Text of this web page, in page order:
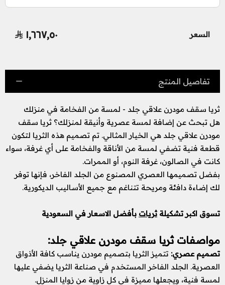
السعر ١٬٦٦٧٫٥٠
تفاصيل المنتج
ثريا سقف مودرن علاقي جلد - لمسة من الفخامة في منزلك
هل تبحث عن إضافة لمسة عصرية وأنيقة لمنزلك؟ ثريا سقف
مودرن علاقي جلد هي الخيار المثالي. تم تصميم هذه الثريا لتكون
قطعة فنية تضفي لمسة من الأناقة والفخامة على أي غرفة، سواء
كانت في الصالون، غرفة النوم، أو الممرات.
بفضل تصميمها العصري المصنوع من الجلد الفاخر، فإنها توفر
لك إضاءة دافئة ومريحة تتناغم مع جميع الأساليب الديكورية.
تسوق اكبر تشكيلةثريات بأفضل الاسعار في السعودية
مواصفات ثريا سقف مودرن علاقي جلد:
تصميم عصري: تتميز الثريا بتصميم مودرن يناسب كافة الأذواق
العصرية. الجلد الفاخر المستخدم في صناعة الثريا يضفي عليها
لمسة فنية، ويجعلها مميزة في كل زاوية من زوايا المنزل.